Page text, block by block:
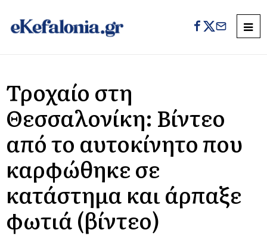
Τροχαίο στη
Θεσσαλονίκη: Βίντεο
από το αυτοκίνητο που
καρφώθηκε σε
κατάστημα και άρπαξε
φωτιά (βίντεο)